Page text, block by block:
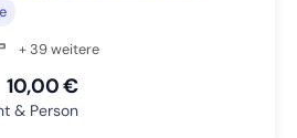
+ 39 weitere
10,00 €
& Person